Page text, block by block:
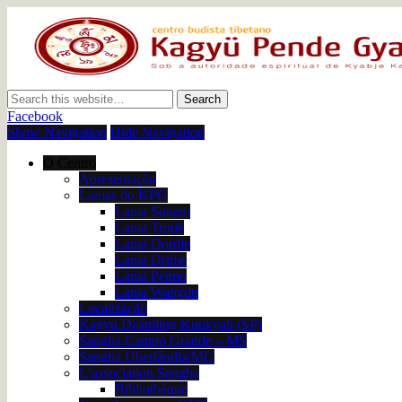
Centro Budista Tibetano
Facebook
Show Navigation Hide Navigation
Apresentação
Lamas do KPG
Lama Sonam
Lama Trinle
Lama Dordje
Lama Drime
Lama Pelmo
Lama Wangdu
Localização
Kagyu Dzamling Kunkyab (SP)
Sangha Campo Grande – MS
Sangha Uberlândia/MG
L’association Sangha
Bibliothèque